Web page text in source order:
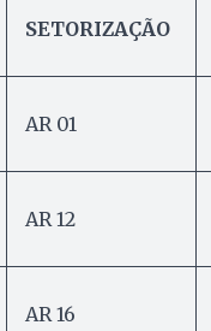
SETORIZAÇÃO
AR 01
AR 12
AR 16